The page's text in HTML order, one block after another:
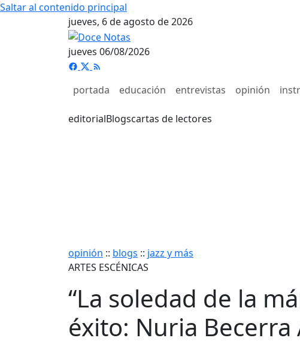
Saltar al contenido principal
jueves, 6 de agosto de 2026
jueves 06/08/2026
portada educación entrevistas opinión
editorialBlogscartas de lectores
opinión :: blogs :: jazz y más
ARTES ESCÉNICAS
“La soledad de la
éxito: Nuria